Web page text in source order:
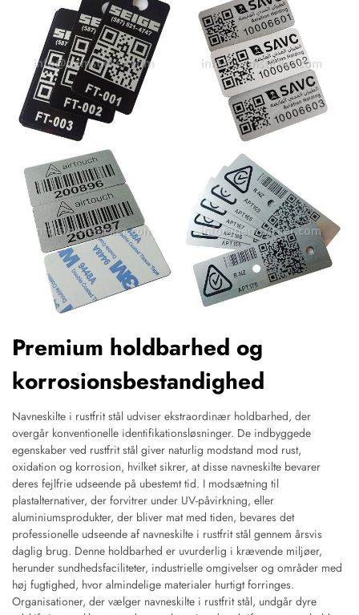
Premium holdbarhed og
korrosionsbestandighed
Navneskilte i rustfrit stål udviser ekstraordinær holdbarhed, der
overgår konventionelle identifikationsløsninger. De indbyggede
egenskaber ved rustfrit stål giver naturlig modstand mod rust,
oxidation og korrosion, hvilket sikrer, at disse navneskilte bevarer
deres fejlfrie udseende på ubestemt tid. I modsætning til
plastalternativer, der forvitrer under UV-påvirkning, eller
aluminiumsprodukter, der bliver mat med tiden, bevares det
professionelle udseende af navneskilte i rustfrit stål gennem årsvis
daglig brug. Denne holdbarhed er uvurderlig i krævende miljøer,
herunder sundhedsfaciliteter, industrielle omgivelser og områder med
høj fugtighed, hvor almindelige materialer hurtigt forringes.
Organisationer, der vælger navneskilte i rustfrit stål, undgår dyre